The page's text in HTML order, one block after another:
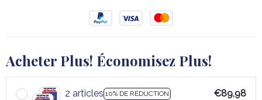
Acheter Plus! Économisez Plus!
2 articles 10% DE RÉDUCTION
€89,98